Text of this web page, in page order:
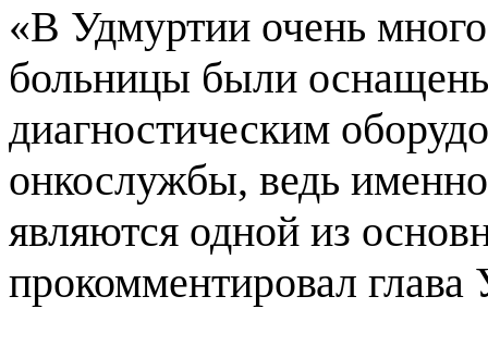
«В Удмуртии очень
больницы были
диагностическим
онкослужбы, ведь
являются одной из
прокомментировал